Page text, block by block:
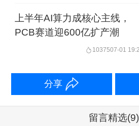
光大证券认为，市场核
上半年AI算力成核心主线，
PCB赛道迎600亿扩产潮
1037507-01
分享
留言精选(9)